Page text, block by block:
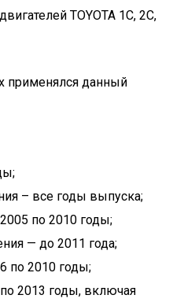
TOYOTA 1C, 2C,
применялся данный
– все годы выпуска;
по 2010 годы;
— до 2011 года;
по 2010 годы;
2013 годы, включая